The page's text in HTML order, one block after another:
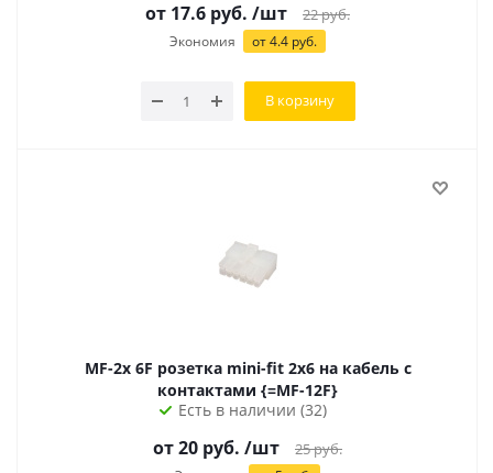
от 17.6 руб. /шт 22руб.
Экономия от 4.4 руб.
В корзину
MF-2x 6F розетка mini-fit 2х6 на кабель с
контактами {=MF-12F}
Есть в наличии (32)
от20 руб. /шт 25руб.